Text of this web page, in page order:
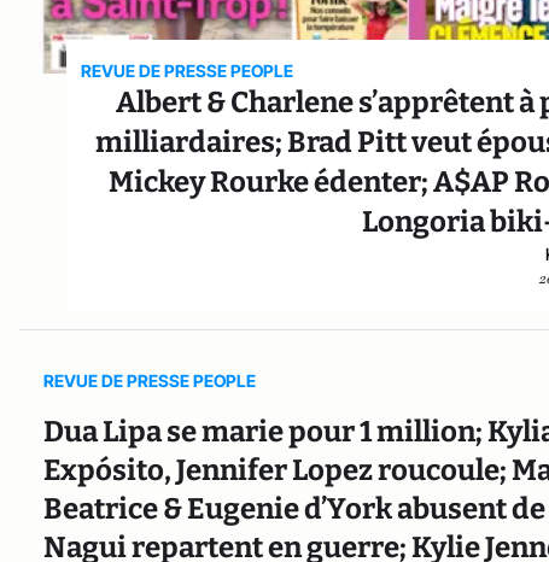
REVUE DE PRESSE PEOPLE
Albert & Charlene s’apprêtent
milliardaires; Brad Pitt veut
Mickey Rourke édenter; A$AP
Longoria
REVUE DE PRESSE PEOPLE
Dua Lipa se marie pour 1 million;
Expósito, Jennifer Lopez roucoule;
Beatrice & Eugenie d’York abusent
Nagui repartent en guerre; Kylie